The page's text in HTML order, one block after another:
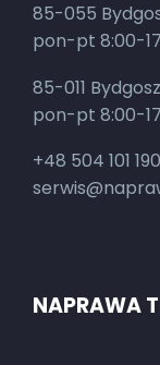
85-055
pon-pt 8:00-
85-011
pon-pt 8:00-
+48 504 101 190
NAPRAWA